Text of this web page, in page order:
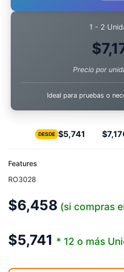
1 - 2
$
Precio por
Ideal para pruebas o
DESDE $5,741 $
Features
RO3028
$6,458 (si compras
$5,741 * 12 o más